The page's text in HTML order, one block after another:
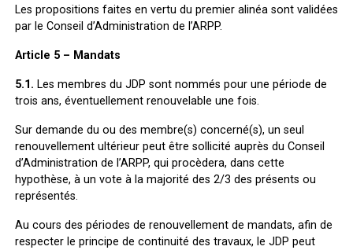
Les propositions faites en vertu du premier alinéa sont validées
par le Conseil d’Administration de l’ARPP.
Article 5 – Mandats
5.1. Les membres du JDP sont nommés pour une période de
trois ans, éventuellement renouvelable une fois.
Sur demande du ou des membre(s) concerné(s), un seul
renouvellement ultérieur peut être sollicité auprès du Conseil
d’Administration de l’ARPP, qui procèdera, dans cette
hypothèse, à un vote à la majorité des 2/3 des présents ou
représentés.
Au cours des périodes de renouvellement de mandats, afin de
respecter le principe de continuité des travaux, le JDP peut